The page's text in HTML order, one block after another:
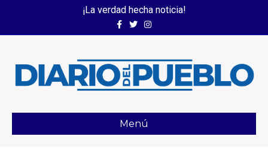
¡La verdad hecha noticia!
FacebookTwitterInstagram
Menú